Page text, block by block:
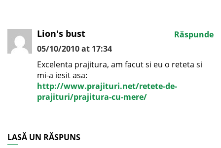
Lion's bust
05/10/2010 at 17:34
Excelenta prajitura, am facut si eu o reteta si
mi-a iesit asa:
http://www.prajituri.net/retete-de-
prajituri/prajitura-cu-mere/
Răspunde
LASĂ UN RĂSPUNS